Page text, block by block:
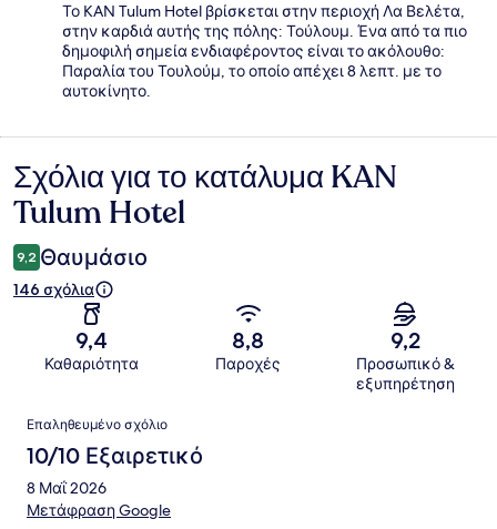
Το KAN Tulum Hotel βρίσκεται στην περιοχή Λα Βελέτα,
στην καρδιά αυτής της πόλης: Τούλουμ. Ένα από τα πιο
δημοφιλή σημεία ενδιαφέροντος είναι το ακόλουθο:
Παραλία του Τουλούμ, το οποίο απέχει 8 λεπτ. με το
αυτοκίνητο.
Σχόλια
Σχόλια για το κατάλυμα KAN
Tulum Hotel
9,2 Θαυμάσιο
146 σχόλια
9,4
Καθαριότητα
8,8
Παροχές
9,2
Προσωπικό &
εξυπηρέτηση
Σχόλια
Επαληθευμένο σχόλιο
10/10 Εξαιρετικό
8 Μαΐ 2026
Μετάφραση Google